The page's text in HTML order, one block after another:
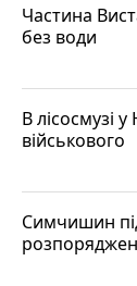
Частина
без води
В лісосмузі
військового
Симчишин